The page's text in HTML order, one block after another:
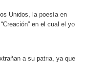
Unidos, la poesía en
en el cual el yo
a su patria, ya que